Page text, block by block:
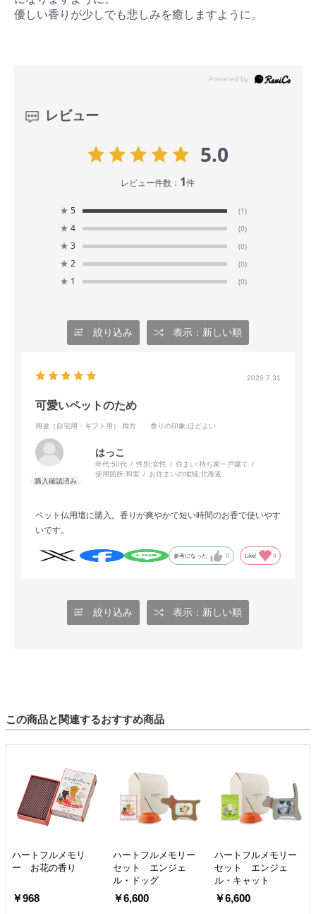
優しい香りが少しでも悲しみを癒しますように。
レビュー
5.0
レビュー件数： 1件
★ 5 (1)
★ 4 (0)
★ 3 (0)
★ 2 (0)
★ 1 (0)
絞り込み 表示：新しい順
2026.7.31
可愛いペットのため
用途（自宅用・ギフト用） :両方 香りの印象:ほどよい
はっこ
年代:50代 性別:女性 住まい:持ち家一戸建て
使用箇所:和室 お住まいの地域:北海道
ペット仏用壇に購入。香りが爽やかで短い時間のお香で使いやす
いです。
参考になった 0 Like! 0
絞り込み 表示：新しい順
この商品と関連するおすすめ商品
ハートフルメモリ
ー お花の香り
￥968
ハートフルメモリー
セット エンジェ
ル・ドッグ
￥6,600
ハートフルメモリー
セット エンジェ
ル・キャット
￥6,600